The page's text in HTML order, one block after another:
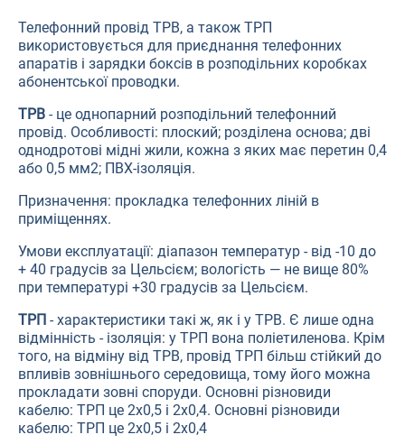
Телефонний провід ТРВ, а також ТРП
використовується для приєднання телефонних
апаратів і зарядки боксів в розподільних коробках
абонентської проводки.
ТРВ - це однопарний розподільний телефонний
провід. Особливості: плоский; розділена основа; дві
однодротові мідні жили, кожна з яких має перетин 0,4
або 0,5 мм2; ПВХ-ізоляція.
Призначення: прокладка телефонних ліній в
приміщеннях.
Умови експлуатації: діапазон температур - від -10 до
+ 40 градусів за Цельсієм; вологість — не вище 80%
при температурі +30 градусів за Цельсієм.
ТРП - характеристики такі ж, як і у ТРВ. Є лише одна
відмінність - ізоляція: у ТРП вона поліетиленова. Крім
того, на відміну від ТРВ, провід ТРП більш стійкий до
впливів зовнішнього середовища, тому його можна
прокладати зовні споруди. Основні різновиди
кабелю: ТРП це 2х0,5 і 2х0,4. Основні різновиди
кабелю: ТРП це 2х0,5 і 2х0,4